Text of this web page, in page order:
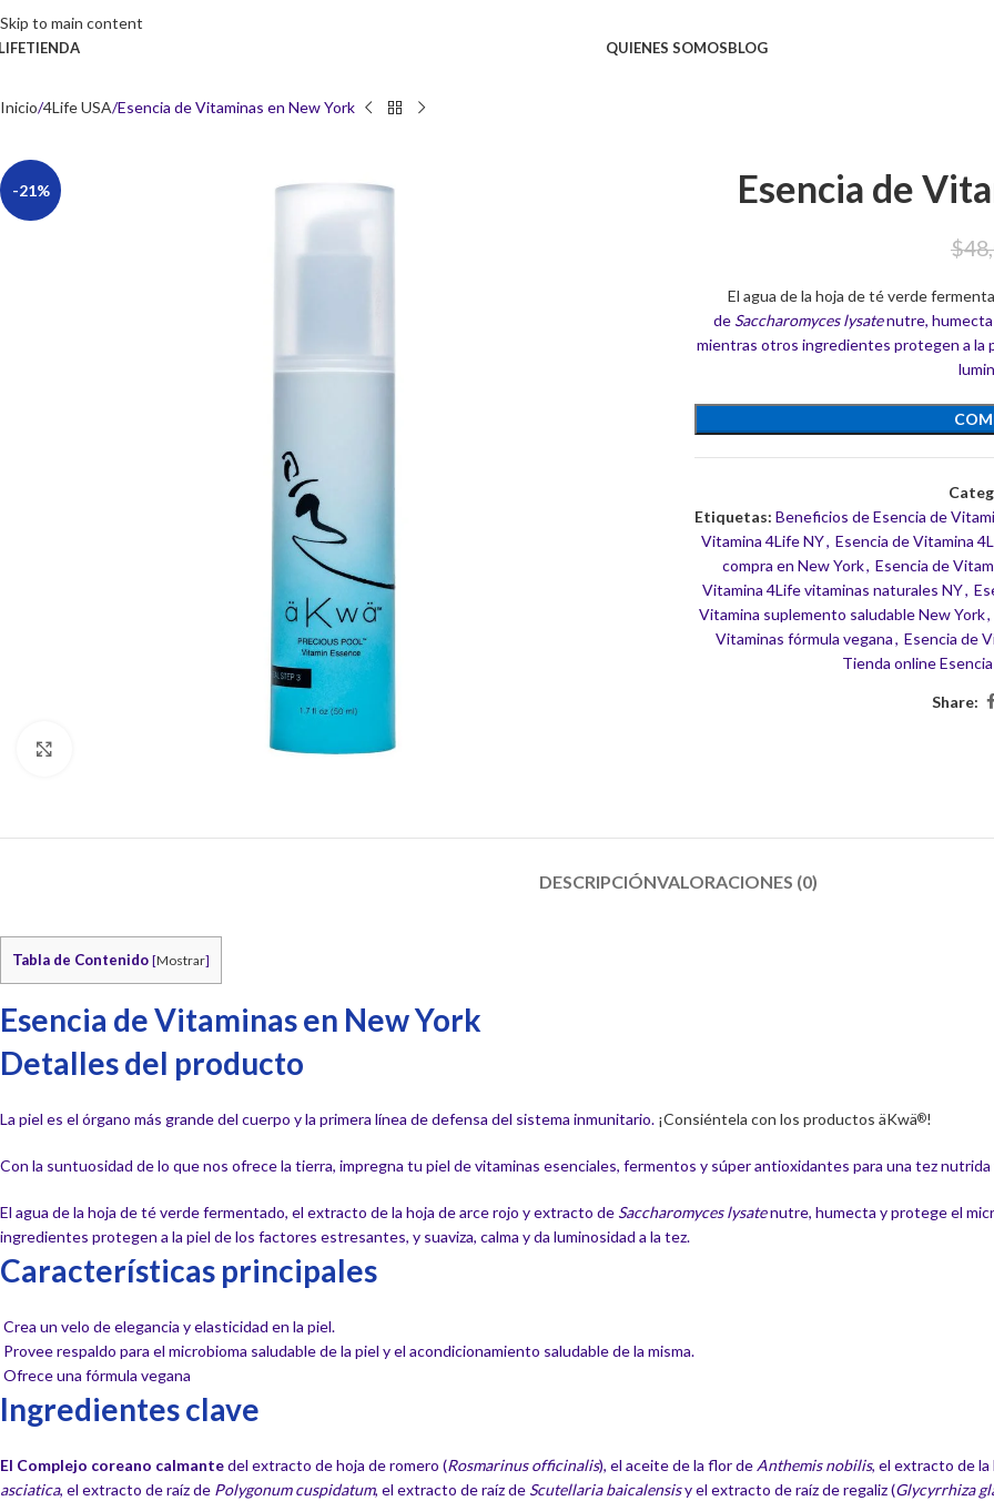
Skip to main content
TIENDA QUIENES SOMOSBLOG
Inicio 4Life USA Esencia de Vitaminas en New York
-21% Esencia de
$
El agua de la hoja de té verde
de Saccharomyces lysatenutre, humecta
mientras otros ingredientes protegen a la
Etiquetas: Beneficios de Esencia de
Vitamina 4Life NY, Esencia de Vitamina
compra en New York, Esencia de
Vitamina 4Life vitaminas naturales NY,
Vitamina suplemento saludable New York,
Vitaminas fórmula vegana , Esencia de
Tienda online
Share:
DESCRIPCIÓNVALORACIONES (0)
Tabla de Contenido [Mostrar]
Esencia de Vitaminas en New York
Detalles del producto
La piel es el órgano más grande del cuerpo y la primera línea de defensa del sistema inmunitario. ¡Consiéntela con los productos äKwä®!
Con la suntuosidad de lo que nos ofrece la tierra, impregna tu piel de vitaminas esenciales, fermentos y súper antioxidantes para una tez
El agua de la hoja de té verde fermentado, el extracto de la hoja de arce rojo y extracto de Saccharomyces lysatenutre, humecta y protege el
ingredientes protegen a la piel de los factores estresantes, y suaviza, calma y da luminosidad a la tez.
Características principales
Crea un velo de elegancia y elasticidad en la piel.
Provee respaldo para el microbioma saludable de la piel y el acondicionamiento saludable de la misma.
Ofrece una fórmula vegana
Ingredientes clave
El Complejo coreano calmantedel extracto de hoja de romero (Rosmarinus officinalis), el aceite de la flor de Anthemis nobilis, el extracto de la
asciatica, el extracto de raíz de Polygonum cuspidatum, el extracto de raíz de Scutellaria baicalensisy el extracto de raíz de regaliz (Glycyrrhiza